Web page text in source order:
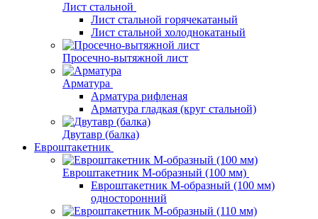
Лист стальной
Лист стальной горячекатаный
Лист стальной холоднокатаный
Просечно-вытяжной лист
Арматура
Арматура рифленая
Арматура гладкая (круг стальной)
Двутавр (балка)
Евроштакетник
Евроштакетник М-образный (100 мм)
Евроштакетник М-образный (100 мм)
односторонний